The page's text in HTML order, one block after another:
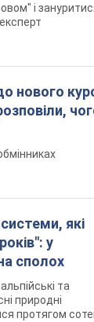
і
нового
які
у
сполох
та
природні
протягом